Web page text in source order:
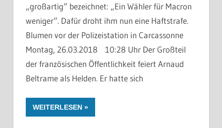
„großartig“ bezeichnet: „Ein Wähler für Macron
weniger“. Dafür droht ihm nun eine Haftstrafe.
Blumen vor der Polizeistation in Carcassonne
Montag, 26.03.2018 10:28 Uhr Der Großteil
der französischen Öffentlichkeit feiert Arnaud
Beltrame als Helden. Er hatte sich
WEITERLESEN